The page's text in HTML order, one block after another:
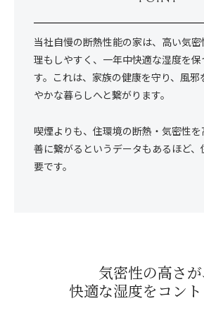
当社自慢の断熱性能の家は、高い気
理もしやすく、一年中快適な湿度を
す。これは、家族の健康を守り、風
やかな暮らしへと繋がります。
喫煙よりも、住環境の断熱・気密性
善に繋がるというデータもあるほど
要です。
気密性の高さが
快適な湿度をコン